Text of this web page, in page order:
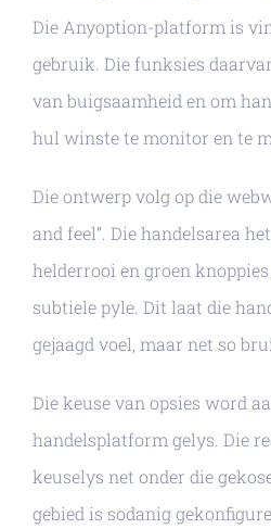
Die Anyoption-platform is
gebruik. Die funksies
van buigsaamheid en om
hul winste te monitor en te
Die ontwerp volg op die
and feel”. Die handelsarea
helderrooi en groen
subtiele pyle. Dit laat die
gejaagd voel, maar net so
Die keuse van opsies word
handelsplatform gelys. Die
keuselys net onder die
gebied is sodanig